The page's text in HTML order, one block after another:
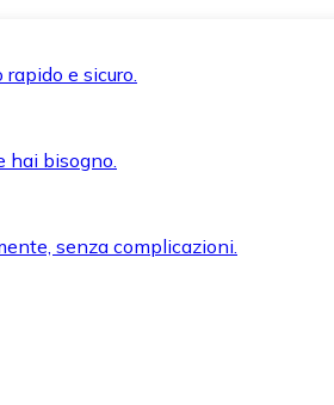
e sicuro.
hai bisogno.
senza complicazioni.